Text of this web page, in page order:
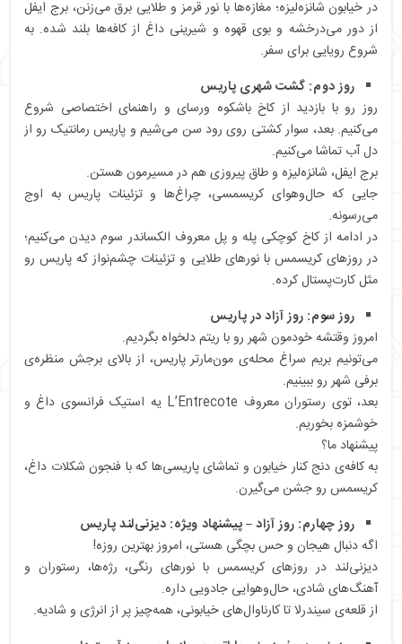
در خیابون شانزه‌لیزه؛ مغازه‌ها با نور قرمز و طلایی برق می‌زنن، برج ایفل
از دور می‌درخشه و بوی قهوه و شیرینی داغ از کافه‌ها بلند شده. به
شروع رویایی برای سفر.
روز دوم: گشت شهری پاریس
روز رو با بازدید از کاخ باشکوه ورسای و راهنمای اختصاصی شروع
می‌کنیم. بعد، سوار کشتی روی رود سن می‌شیم و پاریس رمانتیک رو از
دل آب تماشا می‌کنیم.
برج ایفل، شانزه‌لیزه و طاق پیروزی هم در مسیرمون هستن.
جایی که حال‌و‌هوای کریسمسی، چراغ‌ها و تزئینات پاریس به اوج
می‌رسونه.
در ادامه از کاخ کوچکی پله و پل معروف الکساندر سوم دیدن می‌کنیم؛
در روزهای کریسمس با نورهای طلایی و تزئینات چشم‌نواز که پاریس رو
مثل کارت‌پستال کرده.
روز سوم: روز آزاد در پاریس
امروز وقتشه خودمون شهر رو با ریتم دلخواه بگردیم.
می‌تونیم بریم سراغ محله‌ی مون‌مارتر پاریس، از بالای برجش منظره‌ی
برفی شهر رو ببینیم.
بعد، توی رستوران معروف L’Entrecote یه استیک فرانسوی داغ و
خوشمزه بخوریم.
پیشنهاد ما؟
به کافه‌ی دنج کنار خیابون و تماشای پاریسی‌ها که با فنجون شکلات داغ،
کریسمس رو جشن می‌گیرن.
روز چهارم: روز آزاد – پیشنهاد ویژه: دیزنی‌لند پاریس
اگه دنبال هیجان و حس بچگی هستی، امروز بهترین روزه!
دیزنی‌لند در روزهای کریسمس با نورهای رنگی، رژه‌ها، رستوران و
آهنگ‌های شادی، حال‌و‌هوایی جادویی داره.
از قلعه‌ی سیندرلا تا کارناوال‌های خیابونی، همه‌چیز پر از انرژی و شادیه.